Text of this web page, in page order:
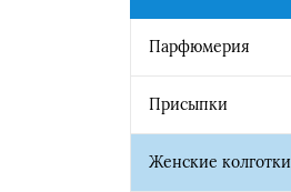
Парфюмерия
Присыпки
Женские колготки